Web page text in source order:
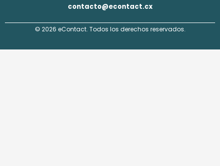
contacto@econtact.cx
© 2026 eContact. Todos los derechos reservados.